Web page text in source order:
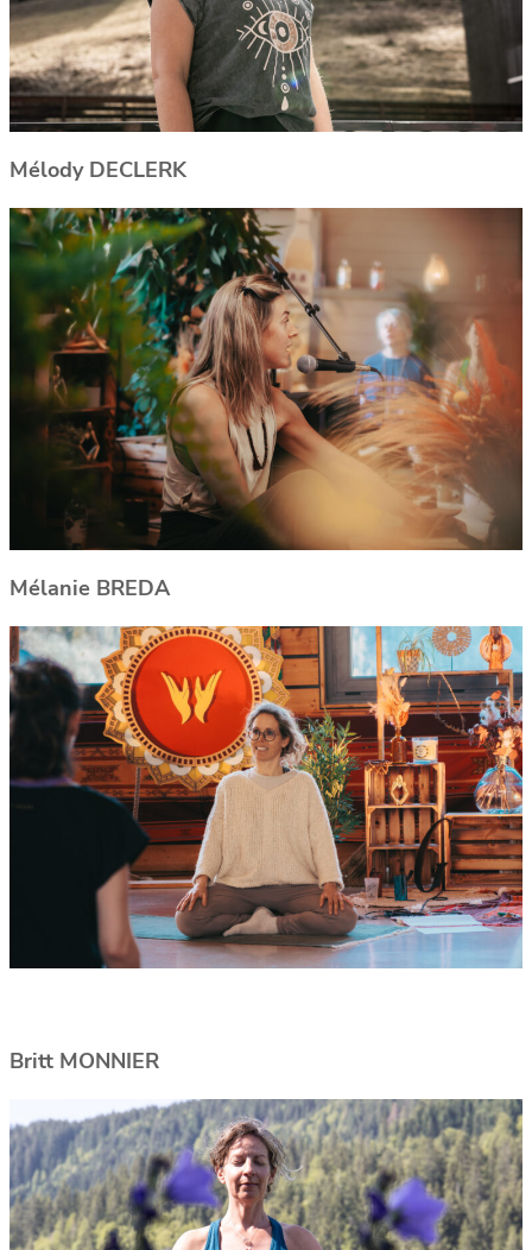
Mélody DECLERK
Mélanie BREDA
Britt MONNIER